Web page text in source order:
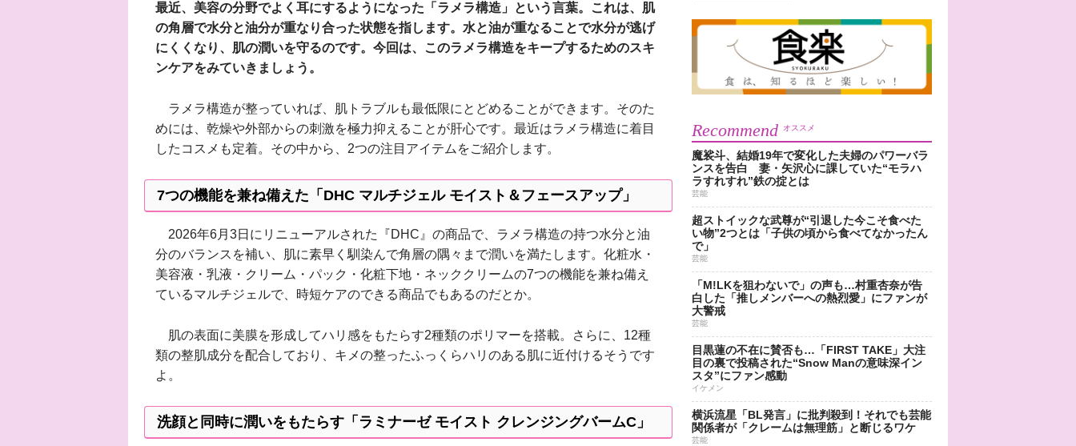
最近、美容の分野でよく耳にするようになった「ラメラ構造」という言葉。これは、肌
の角層で水分と油分が重なり合った状態を指します。水と油が重なることで水分が逃げ
にくくなり、肌の潤いを守るのです。今回は、このラメラ構造をキープするためのスキ
ンケアをみていきましょう。
ラメラ構造が整っていれば、肌トラブルも最低限にとどめることができます。そのた
めには、乾燥や外部からの刺激を極力抑えることが肝心です。最近はラメラ構造に着目
したコスメも定着。その中から、2つの注目アイテムをご紹介します。
7つの機能を兼ね備えた「DHC マルチジェル モイスト＆フェースアップ」
2026年6月3日にリニューアルされた『DHC』の商品で、ラメラ構造の持つ水分と油
分のバランスを補い、肌に素早く馴染んで角層の隅々まで潤いを満たします。化粧水・
美容液・乳液・クリーム・パック・化粧下地・ネッククリームの7つの機能を兼ね備え
ているマルチジェルで、時短ケアのできる商品でもあるのだとか。
肌の表面に美膜を形成してハリ感をもたらす2種類のポリマーを搭載。さらに、12種
類の整肌成分を配合しており、キメの整ったふっくらハリのある肌に近付けるそうです
よ。
洗顔と同時に潤いをもたらす「ラミナーゼ モイスト クレンジングバームC」
Recommend オススメ
魔裟斗、結婚19年で変化した夫婦のパワーバラ
ンスを告白 妻・矢沢心に課していた“モラハ
ラすれすれ”鉄の掟とは
芸能
超ストイックな武尊が“引退した今こそ食べた
い物”2つとは「子供の頃から食べてなかったん
で」
芸能
「M!LKを狙わないで」の声も…村重杏奈が告
白した「推しメンバーへの熱烈愛」にファンが
大警戒
芸能
目黒蓮の不在に賛否も…「FIRST TAKE」大注
目の裏で投稿された“Snow Manの意味深イン
スタ”にファン感動
イケメン
横浜流星「BL発言」に批判殺到！それでも芸能
関係者が「クレームは無理筋」と断じるワケ
芸能